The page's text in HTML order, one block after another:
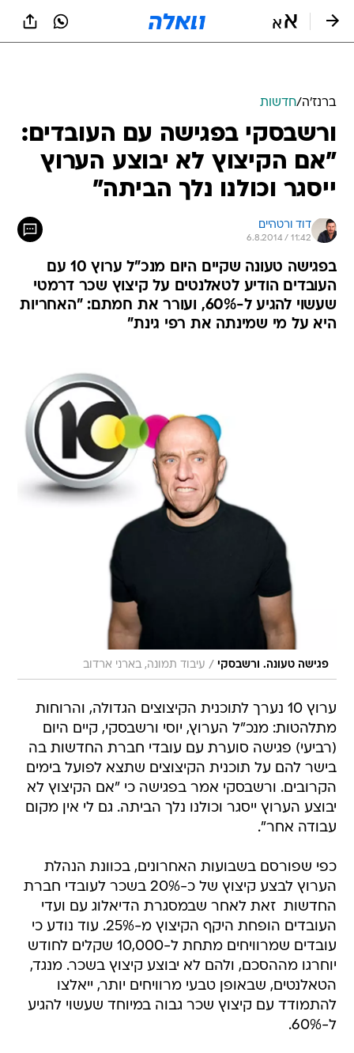
ברנז'ה/חדשות
ורשבסקי בפגישה עם העובדים:
"אם הקיצוץ לא יבוצע הערוץ
ייסגר וכולנו נלך הביתה"
דוד ורטהיים
6.8.2014 / 11:42
בפגישה טעונה שקיים היום מנכ"ל ערוץ 10 עם
העובדים הודיע לטאלנטים על קיצוץ שכר דרמטי
שעשוי להגיע ל-60%, ועורר את חמתם: "האחריות
היא על מי שמינתה את רפי גינת"
פגישה טעונה. ורשבסקי / עיבוד תמונה, בארני ארדוב
ערוץ 10 נערך לתוכנית הקיצוצים הגדולה, והרוחות
מתלהטות: מנכ"ל הערוץ, יוסי ורשבסקי, קיים היום
(רביעי) פגישה סוערת עם עובדי חברת החדשות בה
בישר להם על תוכנית הקיצוצים שתצא לפועל בימים
הקרובים. ורשבסקי אמר בפגישה כי "אם הקיצוץ לא
יבוצע הערוץ ייסגר וכולנו נלך הביתה. גם לי אין מקום
עבודה אחר".
כפי שפורסם בשבועות האחרונים, בכוונת הנהלת
הערוץ לבצע קיצוץ של כ-20% בשכר לעובדי חברת
החדשות  זאת לאחר שבמסגרת הדיאלוג עם ועדי
העובדים הופחת היקף הקיצוץ מ-25%. עוד נודע כי
עובדים שמרוויחים מתחת ל-10,000 שקלים לחודש
יוחרגו מההסכם, ולהם לא יבוצע קיצוץ בשכר. מנגד,
הטאלנטים, שבאופן טבעי מרוויחים יותר, ייאלצו
להתמודד עם קיצוץ שכר גבוה במיוחד שעשוי להגיע
ל-60%.